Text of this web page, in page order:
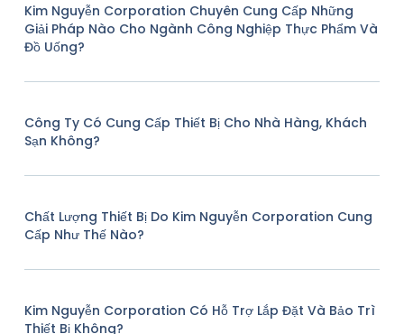
Kim Nguyễn Corporation Chuyên Cung Cấp Những
Giải Pháp Nào Cho Ngành Công Nghiệp Thực Phẩm Và
Đồ Uống?
Công Ty Có Cung Cấp Thiết Bị Cho Nhà Hàng, Khách
Sạn Không?
Chất Lượng Thiết Bị Do Kim Nguyễn Corporation Cung
Cấp Như Thế Nào?
Kim Nguyễn Corporation Có Hỗ Trợ Lắp Đặt Và Bảo Trì
Thiết Bị Không?